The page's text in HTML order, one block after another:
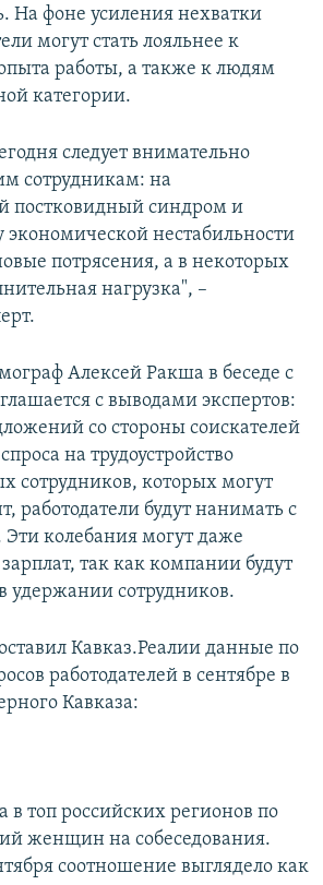
На фоне усиления нехватки
могут стать лояльнее к
работы, а также к людям
категории.
следует внимательно
сотрудникам: на
постковидный синдром и
экономической нестабильности
потрясения, а в некоторых
нагрузка", –
Алексей Ракша в беседе с
с выводами экспертов:
со стороны соискателей
на трудоустройство
которых могут
работодатели будут нанимать с
колебания могут даже
так как компании будут
удержании сотрудников.
Кавказ.Реалии данные по
работодателей в сентябре в
Кавказа:
в топ российских регионов по
женщин на собеседования.
соотношение выглядело как